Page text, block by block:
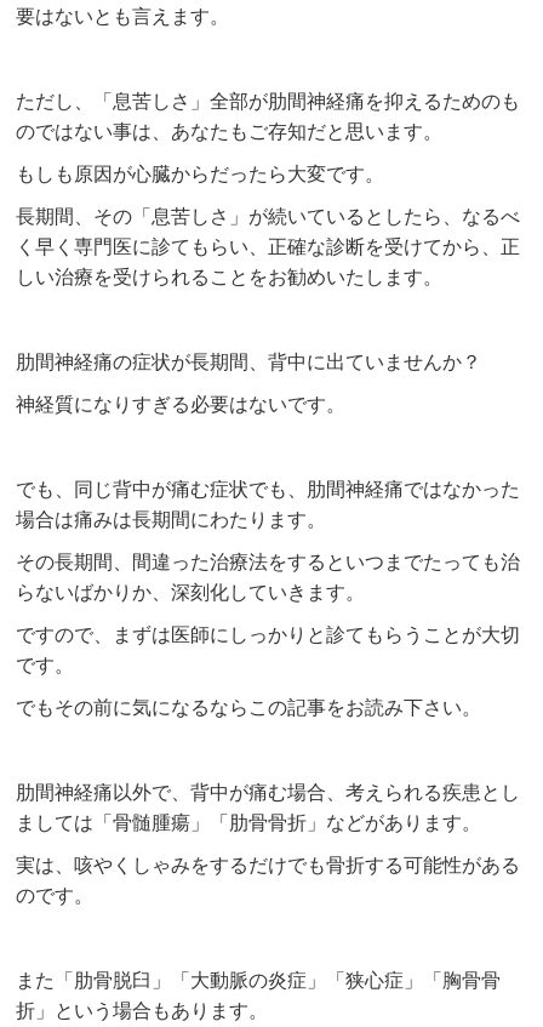
要はないとも言えます。
ただし、「息苦しさ」全部が肋間神経痛を抑えるためのも
のではない事は、あなたもご存知だと思います。
もしも原因が心臓からだったら大変です。
長期間、その「息苦しさ」が続いているとしたら、なるべ
く早く専門医に診てもらい、正確な診断を受けてから、正
しい治療を受けられることをお勧めいたします。
肋間神経痛の症状が長期間、背中に出ていませんか？
神経質になりすぎる必要はないです。
でも、同じ背中が痛む症状でも、肋間神経痛ではなかった
場合は痛みは長期間にわたります。
その長期間、間違った治療法をするといつまでたっても治
らないばかりか、深刻化していきます。
ですので、まずは医師にしっかりと診てもらうことが大切
です。
でもその前に気になるならこの記事をお読み下さい。
肋間神経痛以外で、背中が痛む場合、考えられる疾患とし
ましては「骨髄腫瘍」「肋骨骨折」などがあります。
実は、咳やくしゃみをするだけでも骨折する可能性がある
のです。
また「肋骨脱臼」「大動脈の炎症」「狭心症」「胸骨骨
折」という場合もあります。